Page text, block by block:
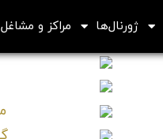
ژورنال‌ها مراکز و مشاغل